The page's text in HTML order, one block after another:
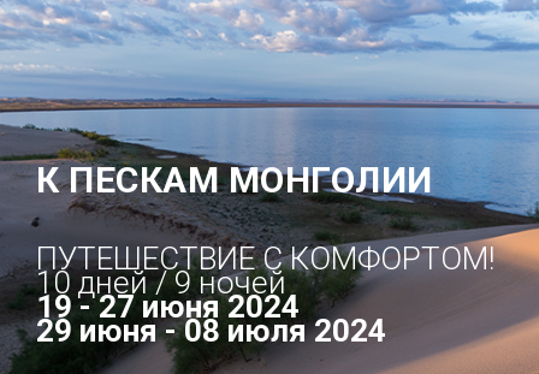
К ПЕСКАМ МОНГОЛИИ
ПУТЕШЕСТВИЕ С КОМФОРТОМ!
10 дней / 9 ночей
19 - 27 июня 2024
29 июня - 08 июля 2024